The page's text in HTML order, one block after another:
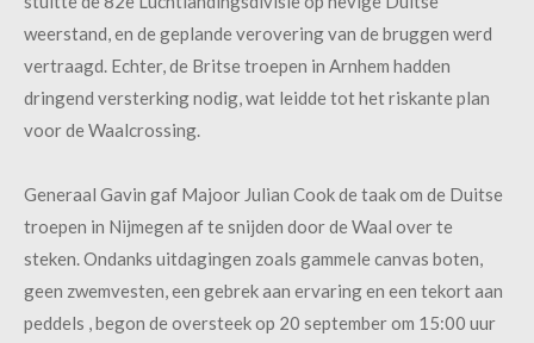
weerstand, en de geplande verovering van de bruggen werd
vertraagd. Echter, de Britse troepen in Arnhem hadden
dringend versterking nodig, wat leidde tot het riskante plan
voor de Waalcrossing.
Generaal Gavin gaf Majoor Julian Cook de taak om de Duitse
troepen in Nijmegen af te snijden door de Waal over te
steken. Ondanks uitdagingen zoals gammele canvas boten,
geen zwemvesten, een gebrek aan ervaring en een tekort aan
peddels , begon de oversteek op 20 september om 15:00 uur